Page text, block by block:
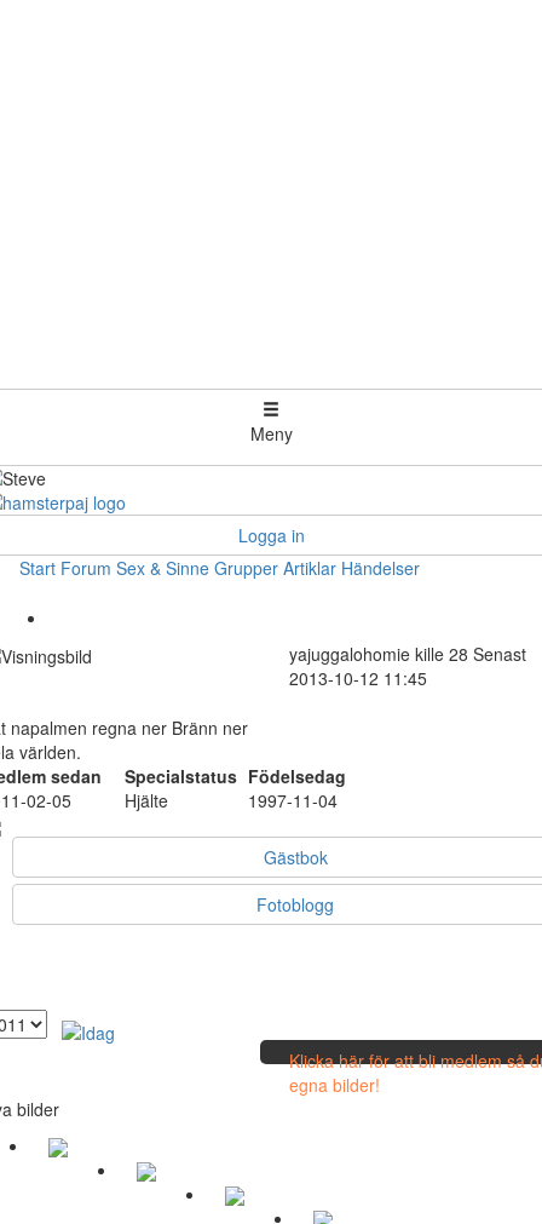
Meny
Logga in
Start Forum Sex & Sinne Grupper Artiklar Händelser
yajuggalohomie kille 28 Senast
2013-10-12 11:45
napalmen regna ner Bränn ner
världen.
sedan
Specialstatus Födelsedag
02-05
Hjälte 1997-11-04
Gästbok
Fotoblogg
Klicka här för att bli medlem så
egna bilder!
bilder